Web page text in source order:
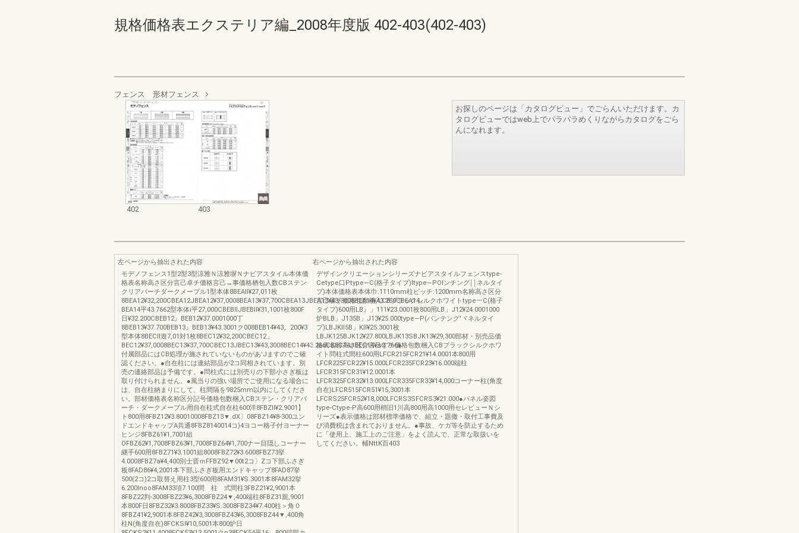
規格価格表エクステリア編_2008年度版 402-403(402-403)
フェンス 形材フェンス
402 403
お探しのページは「カタログビュー」でごらんいただけます。カ
タログビューではweb上でパラパラめくりながらカタログをごら
んになれます。
左ページから抽出された内容
モデノフェンス1型2型3型涼雅Ｎ涼雅塀Ｎナビアスタイル本体価
格表名称高さ区分言己卓チ価格言己→事価格栖包入数CBステン
クリアバーチダークメープル1型本体8BEAll¥27,011枚
8BEA12¥32,200CBEA12JBEA12¥37,0008BEA13¥37,700CBEA13JBEA13¥43,3008BEA14¥43.266CBEA14』
BEA14平43.7662型本体i平27,000CBEBllJBEBll¥31,1001枚800F
日¥32.200CBEB12』BEB12¥37.0001000丁
8BEB13¥37.700BEB13』BEB13¥43.3001ク008BEB14¥43。200¥3
型本体8BECll遊7,01対1枚8BEC12¥32,200CBEC12」
BEC12¥37,0008BEC13¥37,700CBEC13JBEC13¥43,3008BEC14¥43.266CBEC14JBEC14¥aO.766●
付属部品にはCB処理が施されていないものがあ'Jますのでご確
認ください。●自在柱には連結部品が2コ同相されています。別
売の連絡部品は予備です。●問柱式には別売りの下部小さぎ板は
取り付けられません。●風当りの強い場所でご使用になる場合に
は、自在柱納まりにして、柱間隔を9825mm以内にしてくださ
い。部材価格表名称区分記号価格包数梱入CBステン・クリアパ
ーチ・ダークメープル用自在柱式自在柱600洋8FBZll¥2.9001】
ト800用8FBZ12¥3.80010008FBZ13▼.dX〕08FBZ14¥8‐300ユン
ドエンドキャップA共通8FBZ8140014コ)4ヨコー格子付ヨーナー
ヒンジ8FBZ61¥1,7001組
OFBZ62¥1,7008FBZ63¥1,7008FBZ64¥1,700ナー目隠しコーナー
継手600用8FBZ71¥3.1001組8008FBZ72¥3.6008FBZ73挙
4.0008FBZ7a¥4,400別士晋ｍFFBZ92▼00t2コ〕Zコ下部ふさぎ
板8FAD86¥4,2001本下部ふさぎ板用エンドキャップ8FAD87挙
500(2コ)2コ取替え用柱3型600用8FAM31¥S.3001本8FAM32挙
6.200lnoo8FAM33項7.100間 柱 式間柱3FBZ21¥2,9001本
8FBZ22判‐3008FBZ23¥6,3008FBZ24▼,400端柱8FBZ31親,9001
本800F日8FBZ32¥3.8008FBZ33¥S.3008FBZ34¥7.400柱＞角０
8FBZ41¥2,9001本8FBZ42¥3,3008FBZ43¥6,3008FBZ44▼,400角
柱N(角度自在)8FCKSl¥10,5001本800炉日
右ページから抽出された内容
デザインクリエーションシリーズナビアスタイルフェンスtype‐
Cetype口Ptype―C(格子タイプ)ltype―POIンチング￨￨ネルタイ
プ)本体価格表本体巾:1110mm柱ビッチ:1200mm名称高さ区分
言己壕チ価格包数梱入CBブラックシルクホワイトtype一C(格子
タイプ)600用LB』」111¥23.0001枚800用LB」J12¥24.0001000
炉BLB」J135B」J13¥25.000type―P(パンテング′ヾネルタイ
プ)LBJKll5B」Kll¥25.3001枚
LBJK125BJK12¥27.800LBJK13SBJK13¥29,300部材・別売品価
格表名称高さ区分言己すチ価格包数梱入CBブラックシルクホワ
イト問柱式間柱600用LFCR215FCR21¥14.0001本800用
LFCR225FCR22¥15.000LFCR235FCR23¥16.000端柱
LFCR315FCR31¥12.0001本
LFCR325FCR32¥13.000LFCR335FCR33¥14,000コーナー柱(角度
自在)LFCR515FCR51¥15,3001本
LFCRS25FCR52¥18,000LFCRS3SFCRS3¥21.000●パネル姿図
type‐Ctype‐P高600用梢旧1川高800用高1000用セレビューＮシ
リーズ●表示価格は部材標準価格で、組立・題撤・取付工事費及
び消費税は含まれておりません。●事故、ケガ等を防止するため
に「使用上、施工上のご注意」をよく読んで、正常な取扱いを
してください。輔NttK百403